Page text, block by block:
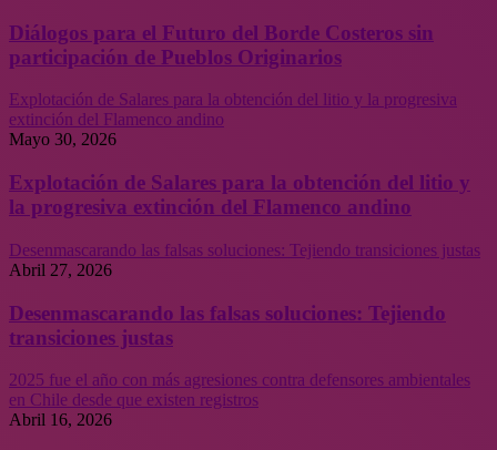
Diálogos para el Futuro del Borde Costeros sin
participación de Pueblos Originarios
Explotación de Salares para la obtención del litio y la progresiva
extinción del Flamenco andino
Mayo 30, 2026
Explotación de Salares para la obtención del litio y
la progresiva extinción del Flamenco andino
Desenmascarando las falsas soluciones: Tejiendo transiciones justas
Abril 27, 2026
Desenmascarando las falsas soluciones: Tejiendo
transiciones justas
2025 fue el año con más agresiones contra defensores ambientales
en Chile desde que existen registros
Abril 16, 2026